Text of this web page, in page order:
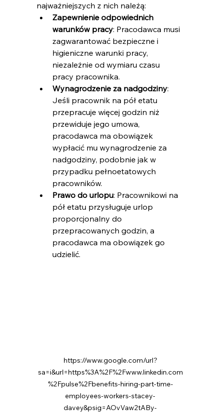
najważniejszych z nich należą:
Zapewnienie odpowiednich
warunków pracy: Pracodawca musi
zagwarantować bezpieczne i
higieniczne warunki pracy,
niezależnie od wymiaru czasu
pracy pracownika.
Wynagrodzenie za nadgodziny:
Jeśli pracownik na pół etatu
przepracuje więcej godzin niż
przewiduje jego umowa,
pracodawca ma obowiązek
wypłacić mu wynagrodzenie za
nadgodziny, podobnie jak w
przypadku pełnoetatowych
pracowników.
Prawo do urlopu: Pracownikowi na
pół etatu przysługuje urlop
proporcjonalny do
przepracowanych godzin, a
pracodawca ma obowiązek go
udzielić.
https://www.google.com/url?
sa=i&url=https%3A%2F%2Fwww.linkedin.com
%2Fpulse%2Fbenefits-hiring-part-time-
employees-workers-stacey-
davey&psig=AOvVaw2tABy-